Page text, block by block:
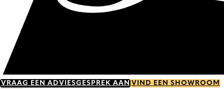
VRAAG EEN ADVIESGESPREK AAN VIND EEN SHOWROOM